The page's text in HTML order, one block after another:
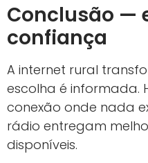
Conclusão —
confiança
A internet rural
escolha é informada.
conexão onde nada
rádio entregam
disponíveis.